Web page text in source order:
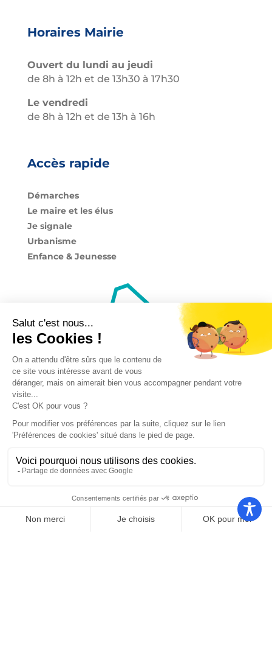
Horaires Mairie
Ouvert du lundi au jeudi
de 8h à 12h et de 13h30 à 17h30
Le vendredi
de 8h à 12h et de 13h à 16h
Accès rapide
Démarches
Le maire et les élus
Je signale
Urbanisme
Enfance & Jeunesse